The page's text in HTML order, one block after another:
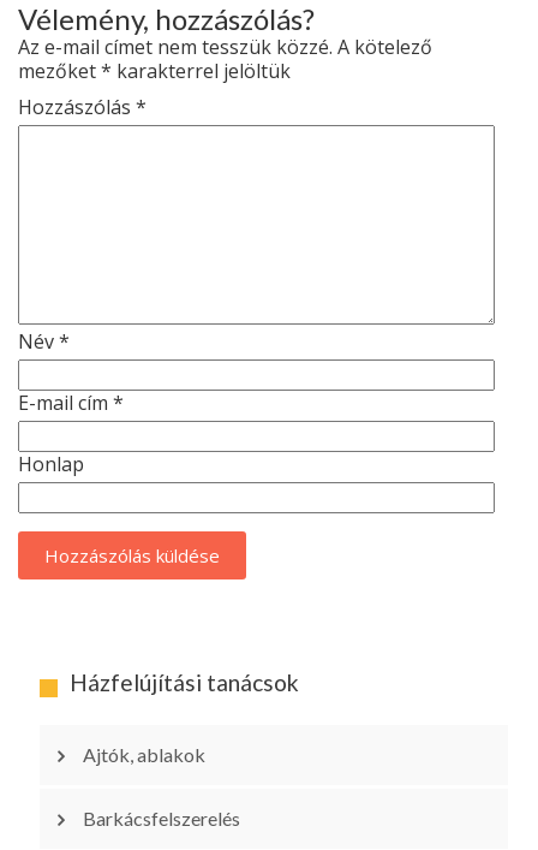
Vélemény, hozzászólás?
Az e-mail címet nem tesszük közzé. A kötelező
mezőket* karakterrel jelöltük
Hozzászólás *
Név*
E-mail cím *
Honlap
Házfelújítási tanácsok
Ajtók, ablakok
Barkácsfelszerelés